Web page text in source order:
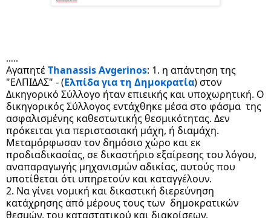
…..
Αγαπητέ Thanassis Avgerinos: 1. η απάντηση της
"ΕΛΠΙΔΑΣ" - (Ελπίδα για τη Δημοκρατία) στον
Δικηγορικό Σύλλογο ήταν επιεικής και υποχωρητική. Ο
δικηγορικός Σύλλογος εντάχθηκε μέσα στο φάσμα  της
ασφαλισμένης καθεστωτικής θεσμικότητας. Δεν
πρόκειται για περιστασιακή μάχη, ή διαμάχη.
Μεταμόρφωσαν τον δημόσιο χώρο και εκ
προδιαδικασίας, σε δικαστήριο εξαίρεσης του λόγου,
αναπαραγωγής μηχανισμών αδικίας, αυτούς που
υποτίθεται ότι υπηρετούν και καταγγέλουν.
2. Να γίνει νομική και δικαστική διερεύνηση
κατάχρησης από μέρους τους των  δημοκρατικών
θεσμών, του καταστατικού και διακρίσεων.